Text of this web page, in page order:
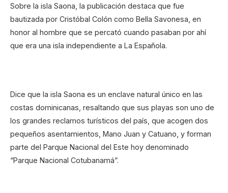
Sobre la isla Saona, la publicación destaca que fue
bautizada por Cristóbal Colón como Bella Savonesa, en
honor al hombre que se percató cuando pasaban por ahí
que era una isla independiente a La Española.
Dice que la isla Saona es un enclave natural único en las
costas dominicanas, resaltando que sus playas son uno de
los grandes reclamos turísticos del país, que acogen dos
pequeños asentamientos, Mano Juan y Catuano, y forman
parte del Parque Nacional del Este hoy denominado
“Parque Nacional Cotubanamá”.